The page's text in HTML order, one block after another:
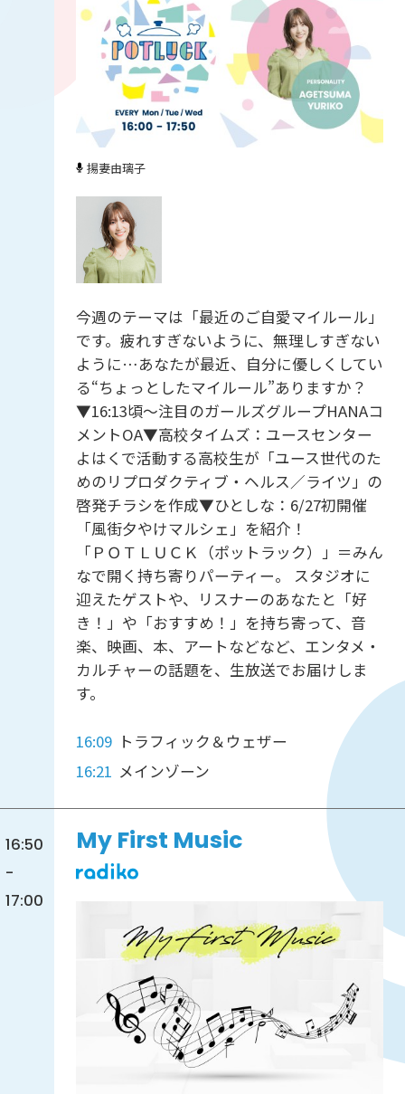
揚妻由璃子
今週のテーマは「最近のご自愛マイルール」
です。疲れすぎないように、無理しすぎない
ように…あなたが最近、自分に優しくしてい
る“ちょっとしたマイルール”ありますか？
▼16:13頃～注目のガールズグループHANAコ
メントOA▼高校タイムズ：ユースセンター
よはくで活動する高校生が「ユース世代のた
めのリプロダクティブ・ヘルス／ライツ」の
啓発チラシを作成▼ひとしな：6/27初開催
「風街夕やけマルシェ」を紹介！
「ＰＯＴＬＵＣＫ（ポットラック）」＝みん
なで開く持ち寄りパーティー。 スタジオに
迎えたゲストや、リスナーのあなたと「好
き！」や「おすすめ！」を持ち寄って、音
楽、映画、本、アートなどなど、エンタメ・
カルチャーの話題を、生放送でお届けしま
す。
16:09 トラフィック＆ウェザー
16:21 メインゾーン
16:50
-
17:00
My First Music